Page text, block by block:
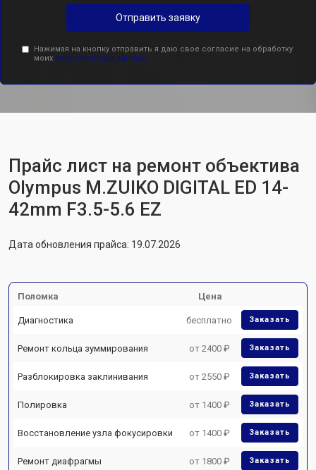
Отправить заявку
Нажимая на кнопку отправить я даю свое согласие на обработку
моих персональных данных.
Прайс лист на ремонт объектива
Olympus M.ZUIKO DIGITAL ED 14-
42mm F3.5-5.6 EZ
Дата обновления прайса: 19.07.2026
Поломка Цена
Диагностика бесплатно Заказать
Ремонт кольца зуммирования от 2400 ₽ Заказать
Разблокировка заклинивания от 2550 ₽ Заказать
Полировка от 1400 ₽ Заказать
Восстановление узла фокусировки от 1400 ₽ Заказать
Ремонт диафрагмы от 1800 ₽ Заказать